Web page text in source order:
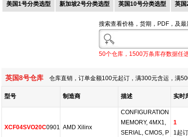
美国1号分类选型 新加坡2号分类选型 英国10号分类选型 英国
搜索查看价格，货期，PDF，及最
50个仓库，1500万条库存数据任
英国8号仓库 仓库直销，订单金额100元起订，满300元含运，满
型号 制造商 描述 实时
XCF04SVO20C0901 AMD Xilinx
CONFIGURATION
MEMORY, 4MX1,
SERIAL, CMOS, P
1
1起订